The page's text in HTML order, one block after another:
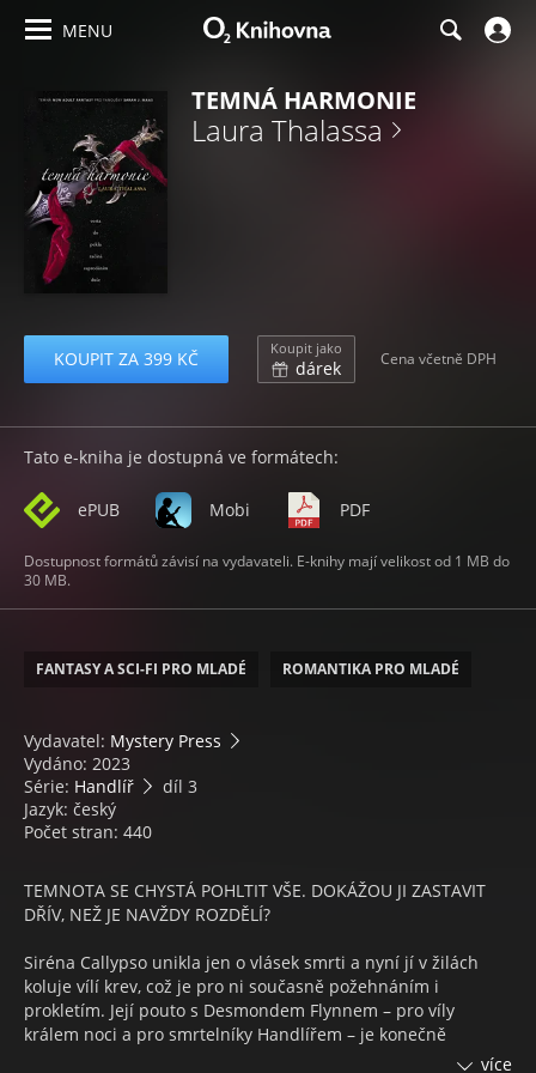
MENU
TEMNÁ HARMONIE
Laura Thalassa
KOUPIT ZA 399 KČ Koupit jako
dárek Cena včetně DPH
Tato e-kniha je dostupná ve formátech:
ePUB Mobi PDF
Dostupnost formátů závisí na vydavateli. E-knihy mají velikost od 1 MB do
30 MB.
FANTASY A SCI-FI PRO MLADÉ ROMANTIKA PRO MLADÉ
Vydavatel: Mystery Press
Vydáno: 2023
Série: Handlíř
díl 3
Jazyk: český
Počet stran: 440
TEMNOTA SE CHYSTÁ POHLTIT VŠE. DOKÁŽOU JI ZASTAVIT
DŘÍV, NEŽ JE NAVŽDY ROZDĚLÍ?
Siréna Callypso unikla jen o vlásek smrti a nyní jí v žilách
koluje vílí krev, což je pro ni současně požehnáním i
prokletím. Její pouto s Desmondem Flynnem – pro víly
králem noci a pro smrtelníky Handlířem – je konečně
více